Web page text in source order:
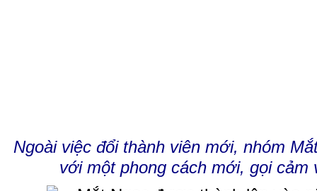
Ngoài việc đổi thành viên mới, nhóm
với một phong cách mới, gọi cảm